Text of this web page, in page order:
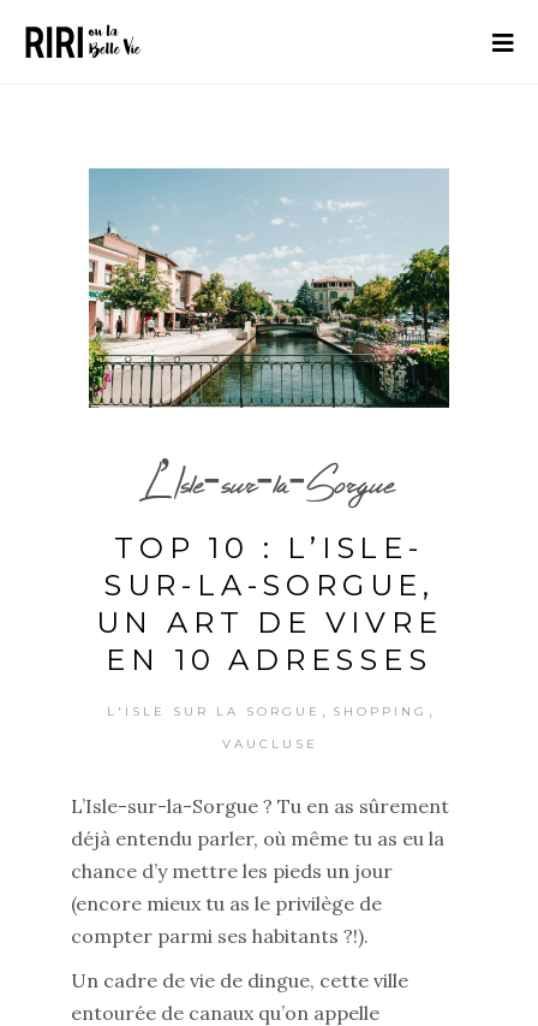
L’Isle-sur-la-Sorgue
TOP 10 : L’ISLE-
SUR-LA-SORGUE,
UN ART DE VIVRE
EN 10 ADRESSES
L'ISLE SUR LA SORGUE SHOPPING
VAUCLUSE
L’Isle-sur-la-Sorgue ? Tu en as sûrement
déjà entendu parler, où même tu as eu la
chance d’y mettre les pieds un jour
(encore mieux tu as le privilège de
compter parmi ses habitants ?!).
Un cadre de vie de dingue, cette ville
entourée de canaux qu’on appelle